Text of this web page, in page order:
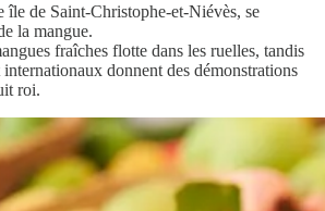
île de Saint-Christophe-et-Niévès, se
la mangue.
fraîches flotte dans les ruelles, tandis
donnent des démonstrations
roi.